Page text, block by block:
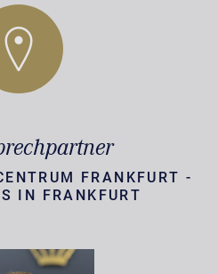
FRANKFURT -
IN FRANKFURT